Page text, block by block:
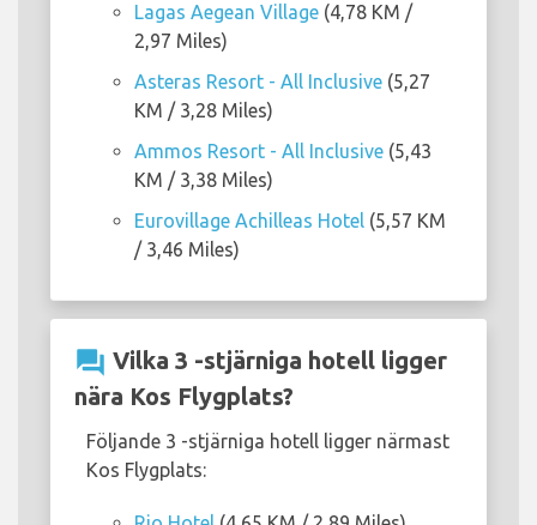
Lagas Aegean Village (4,78 KM /
2,97 Miles)
Asteras Resort - All Inclusive (5,27
KM / 3,28 Miles)
Ammos Resort - All Inclusive (5,43
KM / 3,38 Miles)
Eurovillage Achilleas Hotel (5,57 KM
/ 3,46 Miles)
question_answer Vilka 3 -stjärniga hotell ligger
nära Kos Flygplats?
Följande 3 -stjärniga hotell ligger närmast
Kos Flygplats: